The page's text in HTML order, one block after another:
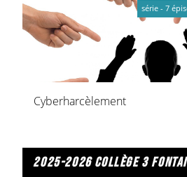
Cyberharcèlement
série - 7
2025-2026 collège 3